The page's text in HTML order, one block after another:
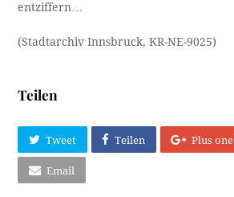
entziffern…
(Stadtarchiv Innsbruck, KR-NE-9025)
Teilen
Tweet Teilen Plus one
Email